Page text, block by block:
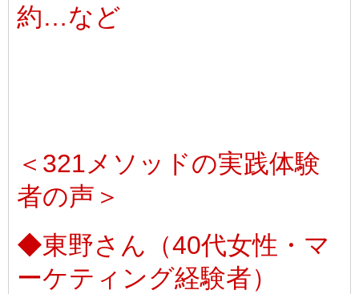
約…など
＜321メソッドの実践体験
者の声＞
◆東野さん（40代女性・マ
ーケティング経験者）